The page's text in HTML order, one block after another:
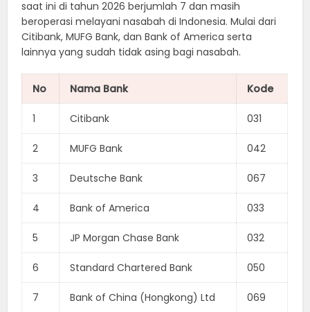
saat ini di tahun 2026 berjumlah 7 dan masih
beroperasi melayani nasabah di Indonesia. Mulai dari
Citibank, MUFG Bank, dan Bank of America serta
lainnya yang sudah tidak asing bagi nasabah.
No Nama Bank Kode
1 Citibank 031
2 MUFG Bank 042
3 Deutsche Bank 067
4 Bank of America 033
5 JP Morgan Chase Bank 032
6 Standard Chartered Bank 050
7 Bank of China (Hongkong) Ltd 069